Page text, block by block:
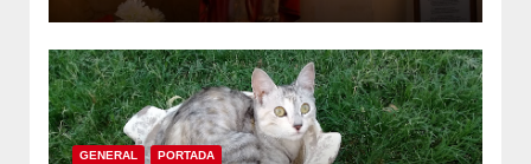
GENERAL PORTADA